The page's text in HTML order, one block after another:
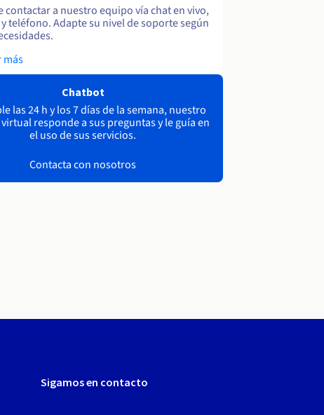
contactar a nuestro equipo vía chat en vivo,
teléfono. Adapte su nivel de soporte según
más
Chatbot
las 24 h y los 7 días de la semana, nuestro
responde a sus preguntas y le guía en
el uso de sus servicios.
Contacta con nosotros
Sigamos en contacto